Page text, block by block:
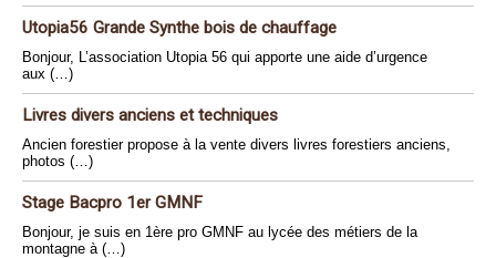
Utopia56 Grande Synthe bois de chauffage
Bonjour, L’association Utopia 56 qui apporte une aide d’urgence
aux (…)
Livres divers anciens et techniques
Ancien forestier propose à la vente divers livres forestiers anciens,
photos (…)
Stage Bacpro 1er GMNF
Bonjour, je suis en 1ère pro GMNF au lycée des métiers de la
montagne à (…)